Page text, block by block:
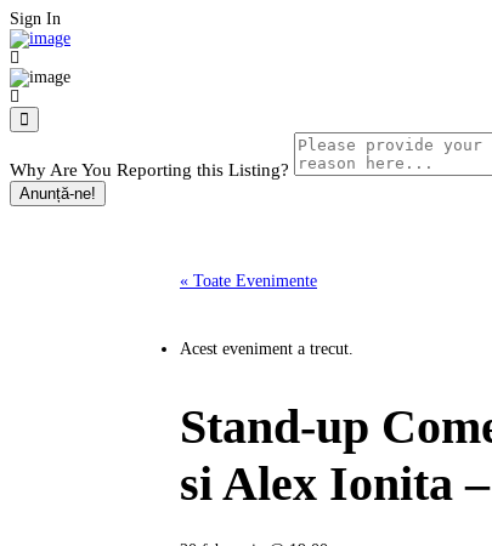
Sign In
Why Are You Reporting this Listing?
Anunță-ne!
« Toate Evenimente
Acest eveniment a trecut.
Stand-up
si Alex Ionita